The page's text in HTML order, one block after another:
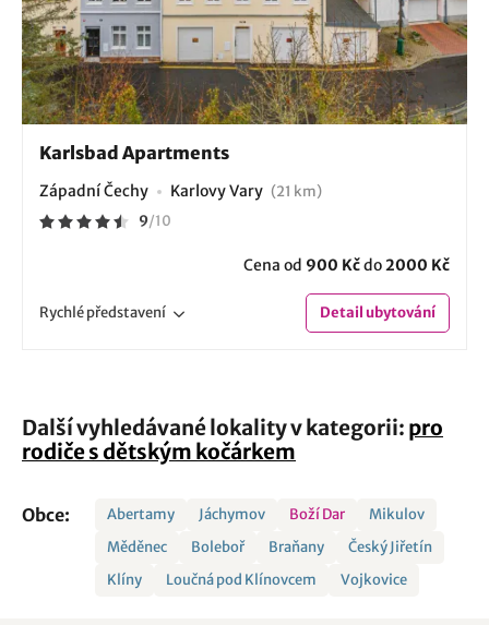
Karlsbad Apartments
Západní Čechy Karlovy Vary (21 km)
9/10
Cena od 900 Kčdo2000 Kč
Rychlépředstavení Detailubytování
Další vyhledávané lokality v kategorii: pro
rodiče s dětským kočárkem
Obce: Abertamy Jáchymov Boží Dar
Mikulov
Měděnec
Boleboř Braňany
Český Jiřetín
Klíny
Loučná pod Klínovcem Vojkovice